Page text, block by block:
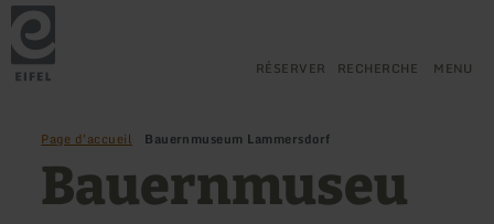
Retour
à
la
page
d'accueil
RÉSERVER RECHERCHE MENU
Page d'accueil Bauernmuseum Lammersdorf
Bauernmuseu